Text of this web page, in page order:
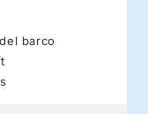
barco